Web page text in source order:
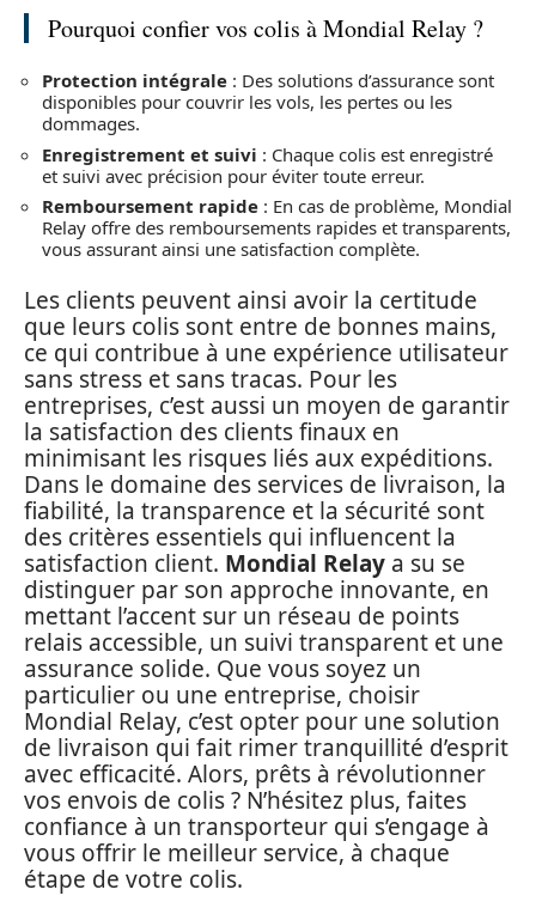
Pourquoi confier vos colis à Mondial Relay ?
Protection intégrale : Des solutions d’assurance sont
disponibles pour couvrir les vols, les pertes ou les
dommages.
Enregistrement et suivi : Chaque colis est enregistré
et suivi avec précision pour éviter toute erreur.
Remboursement rapide : En cas de problème, Mondial
Relay offre des remboursements rapides et transparents,
vous assurant ainsi une satisfaction complète.
Les clients peuvent ainsi avoir la certitude
que leurs colis sont entre de bonnes mains,
ce qui contribue à une expérience utilisateur
sans stress et sans tracas. Pour les
entreprises, c’est aussi un moyen de garantir
la satisfaction des clients finaux en
minimisant les risques liés aux expéditions.
Dans le domaine des services de livraison, la
fiabilité, la transparence et la sécurité sont
des critères essentiels qui influencent la
satisfaction client. Mondial Relay a su se
distinguer par son approche innovante, en
mettant l’accent sur un réseau de points
relais accessible, un suivi transparent et une
assurance solide. Que vous soyez un
particulier ou une entreprise, choisir
Mondial Relay, c’est opter pour une solution
de livraison qui fait rimer tranquillité d’esprit
avec efficacité. Alors, prêts à révolutionner
vos envois de colis ? N’hésitez plus, faites
confiance à un transporteur qui s’engage à
vous offrir le meilleur service, à chaque
étape de votre colis.